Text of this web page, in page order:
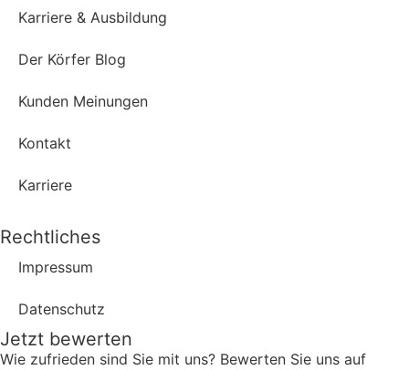
Karriere & Ausbildung
Der Körfer Blog
Kunden Meinungen
Kontakt
Karriere
Rechtliches
Impressum
Datenschutz
Jetzt bewerten
Wie zufrieden sind Sie mit uns? Bewerten Sie uns auf